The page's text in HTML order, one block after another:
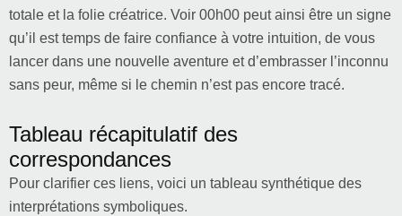
totale et la folie créatrice. Voir 00h00 peut ainsi être un signe
qu’il est temps de faire confiance à votre intuition, de vous
lancer dans une nouvelle aventure et d’embrasser l’inconnu
sans peur, même si le chemin n’est pas encore tracé.
Tableau récapitulatif des
correspondances
Pour clarifier ces liens, voici un tableau synthétique des
interprétations symboliques.